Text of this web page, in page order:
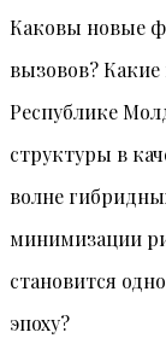
Каковы новые
вызовов?
Республике
структуры в
волне
минимизации
становится
эпоху?